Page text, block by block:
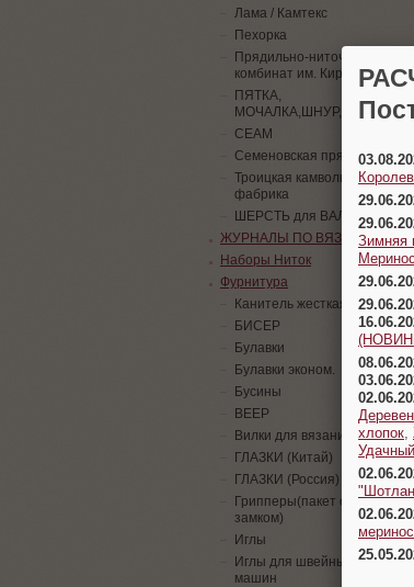
Лама / Камтекс
Пехорка
Прядильно-ниточный
комбинат им. Кирова
ПЯТКА,
МОЧАЛКА,ШНУР,ПАЙЕТКИ
СЕАМ
Семеновская пряжа
Троицкая камвольная
фабрика
ШЕРСТЬ для ВАЛЯНИЯ
ЖУРНАЛЫ ПО ВЯЗАНИЮ
Наборы Ниток
Фурнитура
Канитель жесткая
БИСЕР
Булавки
Булавки эконом.
Бусины
ВЕЕР
Вилки для вязания
ГЛАЗКИ (Китай)
ГЛАЗКИ (Россия)
Грипперы(пакет с
замком)
Иглы
Иглы для швейных
машин
Зимняя
хлопок